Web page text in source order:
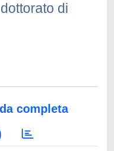
di
completa